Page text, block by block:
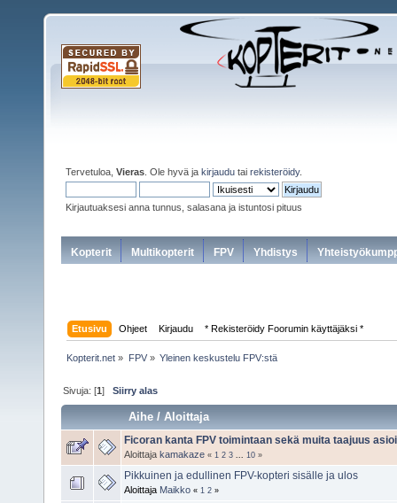
Tervetuloa, Vieras . Ole hyvä ja kirjaudu tai rekisteröidy.
Kirjautuaksesi anna tunnus, salasana ja istuntosi pituus
Kopterit Multikopterit FPV Yhdistys
Etusivu Ohjeet Kirjaudu * Rekisteröidy Foorumin käyttäjäksi *
Kopterit.net » FPV» Yleinen keskustelu FPV:stä
Sivuja: [1]Siirry alas
Aihe /Aloittaja
Ficoran kanta FPV toimintaan sekä muita taajuus
Aloittaja kamakaze « 1 2 3 10 »
Pikkuinen ja edullinen FPV-kopteri sisälle ja ulos
Aloittaja Maikko « 1 2 »